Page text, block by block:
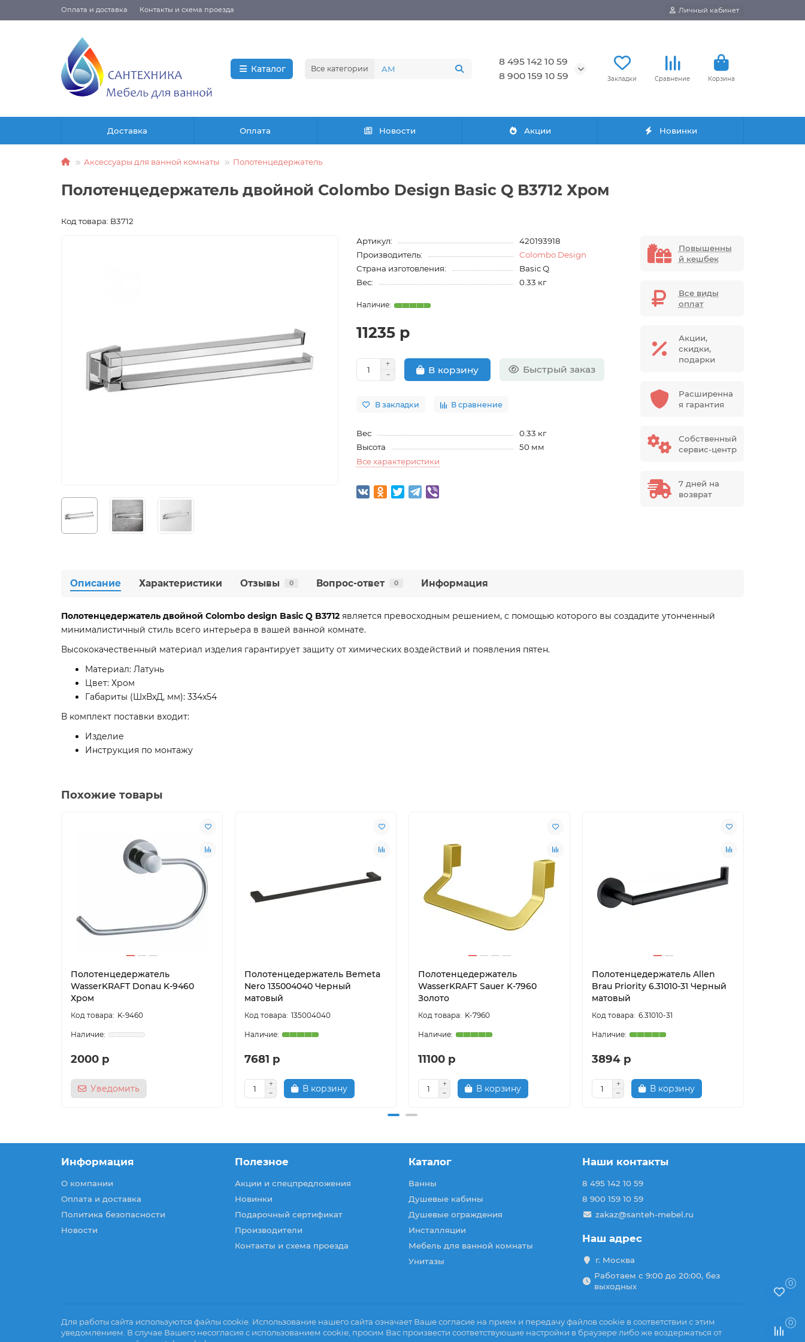
Оплата и доставка Контакты и схема проезда Личный кабинет
Каталог Все категории
8 495 142 10 59
8 900 159 10 59
Закладки Сравнение Корзина
Доставка Оплата Новости Акции Новинки
Аксессуары для ванной комнаты Полотенцедержатель
Полотенцедержатель двойной Colombo Design Basic Q B3712 Хром
Код товара: B3712
Артикул:
420193918
Производитель:
Colombo Design
Страна изготовления:
Basic Q
Вес:
0.33 кг
11235 р
В корзину Быстрый заказ
В закладки В сравнение
Вес
0.33 кг
Высота
50 мм
Все характеристики
Повышенны
й кешбек
Все виды
оплат
Акции,
скидки,
подарки
Расширенна
я гарантия
Собственный
сервис-центр
7 дней на
возврат
Описание Характеристики Отзывы 0 Вопрос-ответ 0 Информация
Полотенцедержатель двойной Colombo design Basic Q B3712 является превосходным решением, с помощью которого вы создадите утонченный
минималистичный стиль всего интерьера в вашей ванной комнате.
Высококачественный материал изделия гарантирует защиту от химических воздействий и появления пятен.
Материал: Латунь
Цвет: Хром
Габариты (ШxВxД, мм): 334x54
В комплект поставки входит:
Изделие
Инструкция по монтажу
Похожие товары
Полотенцедержатель
WasserKRAFT Donau K-9460
Хром
K-9460
2000 р
Уведомить
Полотенцедержатель Bemeta
Nero 135004040 Черный
матовый
135004040
7681 р
В корзину
Полотенцедержатель
WasserKRAFT Sauer K-7960
Золото
K-7960
11100 р
В корзину
Полотенцедержатель Allen
Brau Priority 6.31010-31 Черный
матовый
6.31010-31
3894 р
В корзину
Информация
О компании
Оплата и доставка
Политика безопасности
Новости
Полезное
Акции и спецпредложения
Новинки
Подарочный сертификат
Производители
Контакты и схема проезда
Каталог
Ванны
Душевые кабины
Душевые ограждения
Инсталляции
Мебель для ванной комнаты
Унитазы
Наши контакты
8 495 142 10 59
8 900 159 10 59
zakaz@santeh-mebel.ru
Наш адрес
г. Москва
Работаем с 9:00 до 20:00, без
выходных
Для работы сайта используются файлы cookie. Использование нашего сайта означает Ваше согласие на прием и передачу файлов cookie в соответствии с этим
уведомлением. В случае Вашего несогласия с использованием cookie, просим Вас произвести соответствующие настройки в браузере либо же воздержаться от
0
0